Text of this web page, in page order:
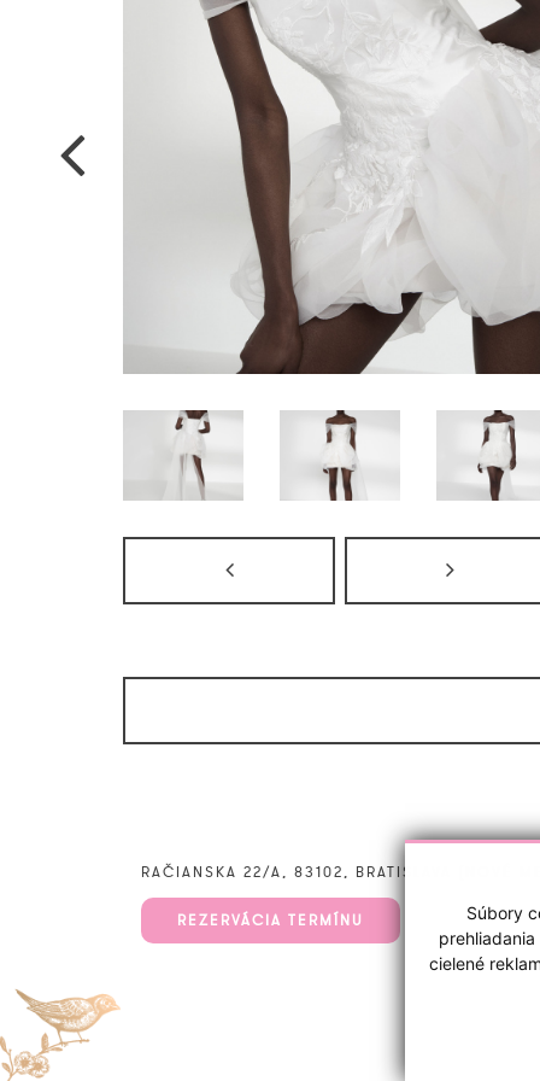
Súbory
cielené
RAČIANSKA 22/A, 83102, BRATISLAVA (NOVÉ
REZERVÁCIA TERMÍNU